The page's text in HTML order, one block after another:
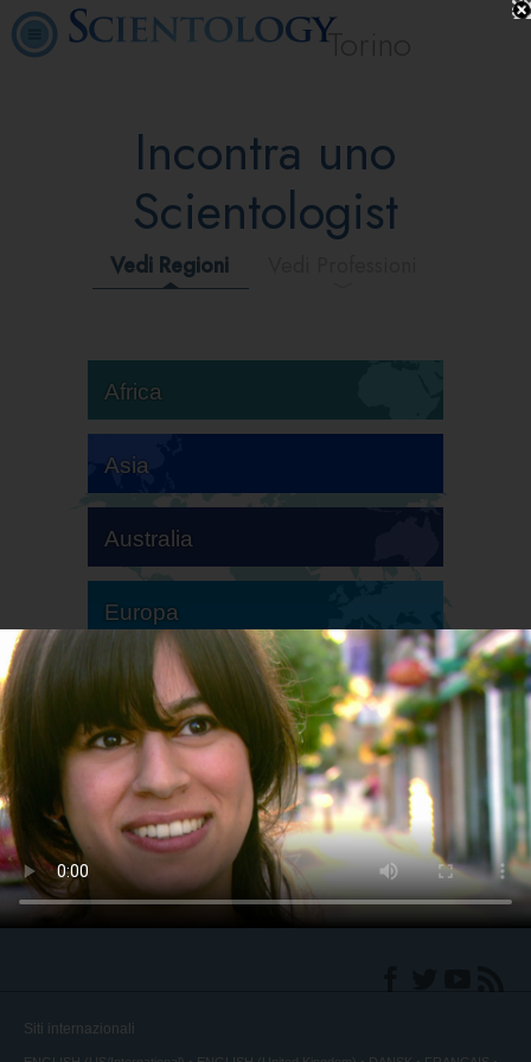
Torino
Incontra uno
Scientologist
Vedi Regioni
Africa
Asia
Australia
Europa
America del Sud
America del Nord
Siti internazionali